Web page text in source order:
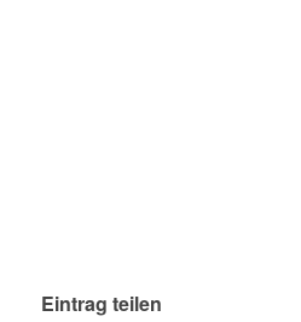
Eintrag teilen